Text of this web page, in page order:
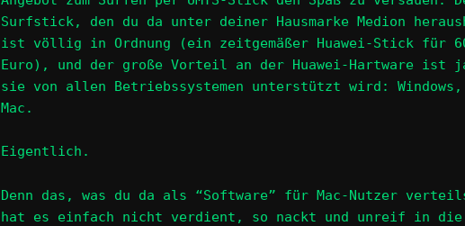
Surfstick, den du da unter deiner Hausmarke Medion
ist völlig in Ordnung (ein zeitgemäßer Huawei-Stick für
Euro), und der große Vorteil an der Huawei-Hartware ist
sie von allen Betriebssystemen unterstützt wird:
Mac.
Eigentlich.
Denn das, was du da als “Software” für Mac-Nutzer
hat es einfach nicht verdient, so nackt und unreif in die